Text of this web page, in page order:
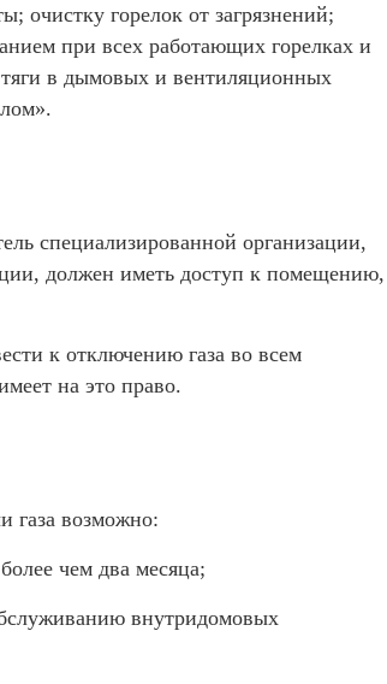
очистку горелок от загрязнений;
при всех работающих горелках и
тяги в дымовых и вентиляционных
специализированной организации,
должен иметь доступ к помещению,
к отключению газа во всем
на это право.
газа возможно:
чем два месяца;
внутридомовых